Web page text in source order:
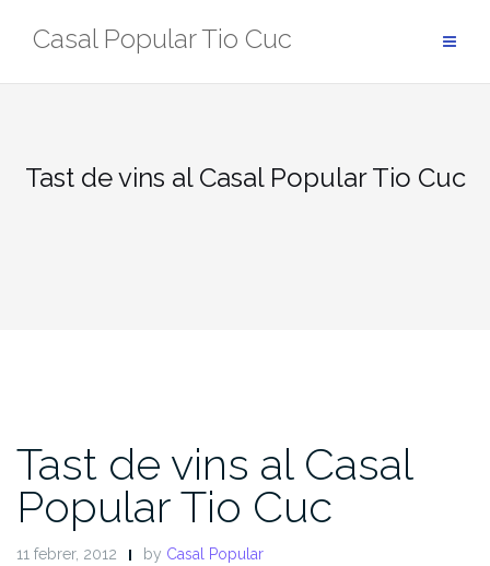
Casal Popular Tio Cuc
Tast de vins al Casal Popular Tio Cuc
Tast de vins al Casal
Popular Tio Cuc
11 febrer, 2012 by Casal Popular